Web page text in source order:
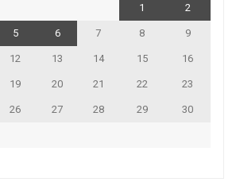
1 2
5 6 7 8 9
12 13 14 15 16
19 20 21 22 23
26 27 28 29 30